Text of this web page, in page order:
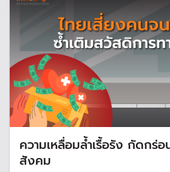
ความเหลื่อมล้ำเรื้อรัง กัดกร่
สังคม